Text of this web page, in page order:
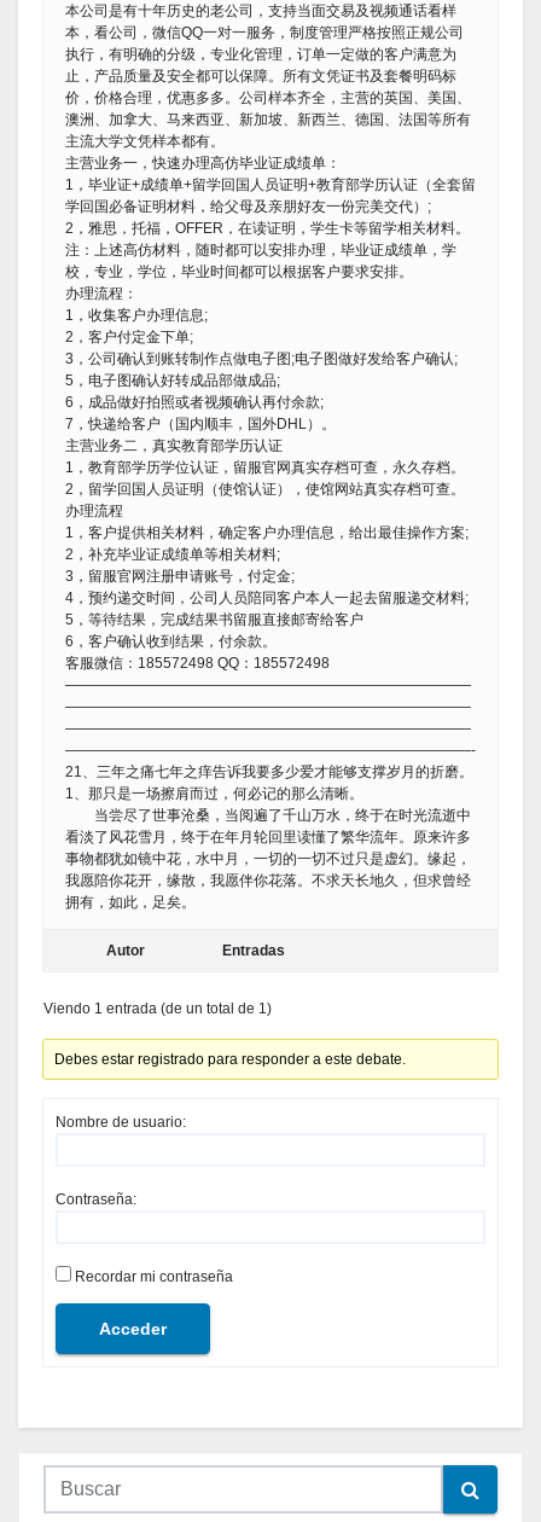
本公司是有十年历史的老公司，支持当面交易及视频通话看样
本，看公司，微信QQ一对一服务，制度管理严格按照正规公司
执行，有明确的分级，专业化管理，订单一定做的客户满意为
止，产品质量及安全都可以保障。所有文凭证书及套餐明码标
价，价格合理，优惠多多。公司样本齐全，主营的英国、美国、
澳洲、加拿大、马来西亚、新加坡、新西兰、德国、法国等所有
主流大学文凭样本都有。
主营业务一，快速办理高仿毕业证成绩单：
1，毕业证+成绩单+留学回国人员证明+教育部学历认证（全套留
学回国必备证明材料，给父母及亲朋好友一份完美交代）;
2，雅思，托福，OFFER，在读证明，学生卡等留学相关材料。
注：上述高仿材料，随时都可以安排办理，毕业证成绩单，学
校，专业，学位，毕业时间都可以根据客户要求安排。
办理流程：
1，收集客户办理信息;
2，客户付定金下单;
3，公司确认到账转制作点做电子图;电子图做好发给客户确认;
5，电子图确认好转成品部做成品;
6，成品做好拍照或者视频确认再付余款;
7，快递给客户（国内顺丰，国外DHL）。
主营业务二，真实教育部学历认证
1，教育部学历学位认证，留服官网真实存档可查，永久存档。
2，留学回国人员证明（使馆认证），使馆网站真实存档可查。
办理流程
1，客户提供相关材料，确定客户办理信息，给出最佳操作方案;
2，补充毕业证成绩单等相关材料;
3，留服官网注册申请账号，付定金;
4，预约递交时间，公司人员陪同客户本人一起去留服递交材料;
5，等待结果，完成结果书留服直接邮寄给客户
6，客户确认收到结果，付余款。
客服微信：185572498 QQ：185572498
————————————————————————————
————————————————————————————
————————————————————————————
————————————————————————————-
21、三年之痛七年之痒告诉我要多少爱才能够支撑岁月的折磨。
1、那只是一场擦肩而过，何必记的那么清晰。
当尝尽了世事沧桑，当阅遍了千山万水，终于在时光流逝中
看淡了风花雪月，终于在年月轮回里读懂了繁华流年。原来许多
事物都犹如镜中花，水中月，一切的一切不过只是虚幻。缘起，
我愿陪你花开，缘散，我愿伴你花落。不求天长地久，但求曾经
拥有，如此，足矣。
Autor Entradas
Viendo 1 entrada (de un total de 1)
Debes estar registrado para responder a este debate.
Nombre de usuario:
Contraseña:
Recordar mi contraseña
Acceder